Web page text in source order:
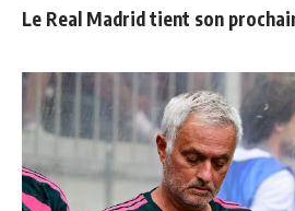
Le Real Madrid tient son